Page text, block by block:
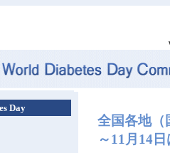
全国各地（
～11月14
Day